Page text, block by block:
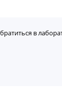
в